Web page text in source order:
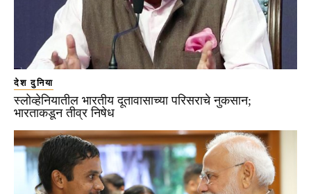
देश दुनिया
स्लोव्हेनियातील भारतीय दूतावासाच्या परिसराचे नुकसान;
भारताकडून तीव्र निषेध